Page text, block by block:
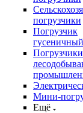
погрузчики
Погрузчик
гусеничный
Мини-
Ещё